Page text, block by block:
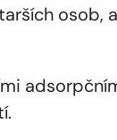
osob,